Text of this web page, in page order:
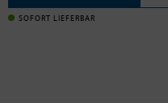
SOFORT LIEFERBAR